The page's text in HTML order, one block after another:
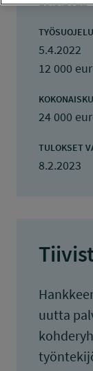
5.4.2022
12 000
24 000
TULOKSET
8.2.2023
uutta